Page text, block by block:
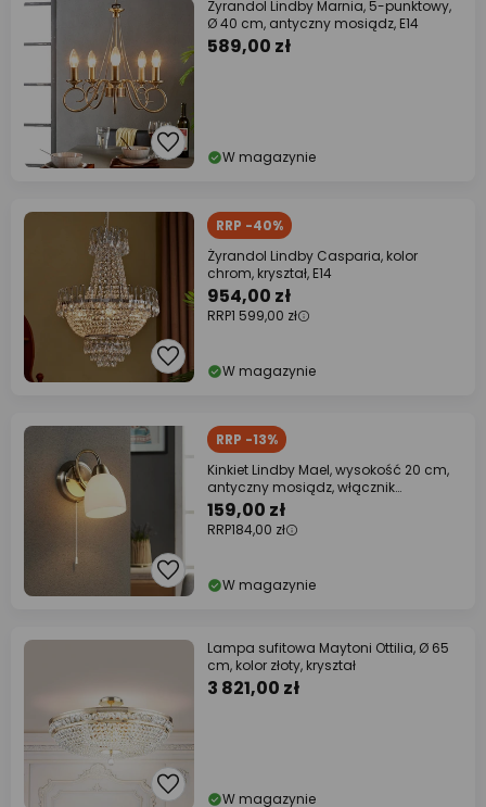
Żyrandol Lindby Marnia, 5-punktowy,
Ø 40 cm, antyczny mosiądz, E14
589,00 zł
W magazynie
RRP -40%
Żyrandol Lindby Casparia, kolor
chrom, kryształ, E14
954,00 zł
RRP1 599,00 zł
W magazynie
RRP -13%
Kinkiet Lindby Mael, wysokość 20 cm,
antyczny mosiądz, włącznik
pociągany
159,00 zł
RRP184,00 zł
W magazynie
Lampa sufitowa Maytoni Ottilia, Ø 65
cm, kolor złoty, kryształ
3 821,00 zł
W magazynie